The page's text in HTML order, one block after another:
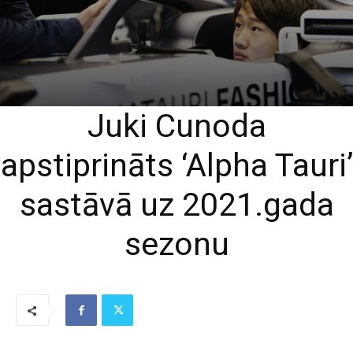
Juki Cunoda
apstiprināts ‘Alpha Tauri’
sastāvā uz 2021.gada
sezonu